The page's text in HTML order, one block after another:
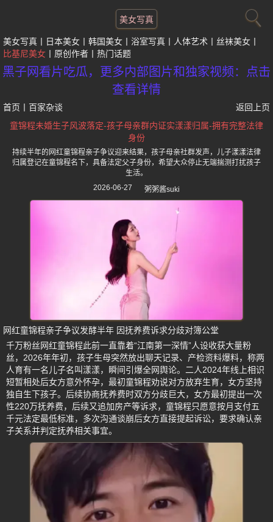
美女写真
美女写真 日本美女 韩国美女 浴室写真 人体艺术
丝袜美女
比基尼美女
原创作者 热门话题
黑子网看片吃瓜，更多内部图片和独家视频：点击
查看详情
首页 百家杂谈
返回上页
童锦程未婚生子风波落定-孩子母亲群内证实漾漾归属-拥有完整法律
身份
持续半年的网红童锦程亲子争议迎来结果，孩子母亲社群发声，儿子漾漾法律
归属登记在童锦程名下，具备法定父子身份，希望大众停止无端揣测打扰孩子
生活。
2026-06-27
粥粥酱suki
网红童锦程亲子争议发酵半年 因抚养费诉求分歧对簿公堂
千万粉丝网红童锦程此前一直靠着“江南第一深情”人设收获大量粉
丝，2026年年初，孩子生母突然放出聊天记录、产检资料爆料，称两
人育有一名儿子名叫漾漾，瞬间引爆全网舆论。二人2024年线上相识
短暂相处后女方意外怀孕，最初童锦程劝说对方放弃生育，女方坚持
独自生下孩子。后续协商抚养费时双方分歧巨大，女方最初提出一次
性220万抚养费，后续又追加房产等诉求，童锦程只愿意按月支付五
千元法定最低标准，多次沟通谈崩后女方直接提起诉讼，要求确认亲
子关系并判定抚养相关事宜。